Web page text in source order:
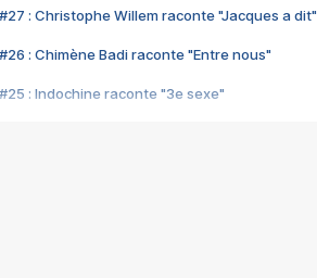
#27 : Christophe Willem raconte "Jacques a dit"
#26 : Chimène Badi raconte "Entre nous"
#25 : Indochine raconte "3e sexe"